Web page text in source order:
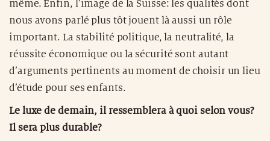
même. Enfin, l’image de la Suisse: les qualités dont
nous avons parlé plus tôt jouent là aussi un rôle
important. La stabilité politique, la neutralité, la
réussite économique ou la sécurité sont autant
d’arguments pertinents au moment de choisir un lieu
d’étude pour ses enfants.
Le luxe de demain, il ressemblera à quoi selon vous?
Il sera plus durable?